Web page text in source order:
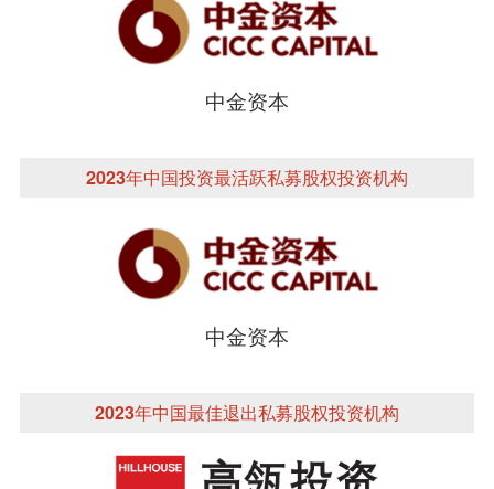
中金资本
2023年中国投资最活跃私募股权投资机构
中金资本
2023年中国最佳退出私募股权投资机构